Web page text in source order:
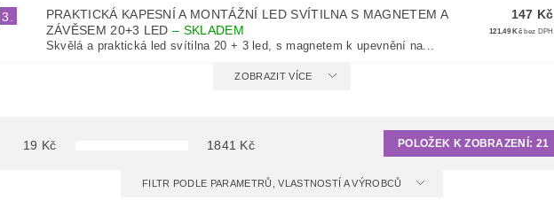
3.
PRAKTICKÁ KAPESNÍ A MONTÁŽNÍ LED SVÍTILNA S MAGNETEM A
ZÁVĚSEM 20+3 LED– SKLADEM
Skvělá a praktická led svítilna 20 + 3 led, s magnetem k upevnění na...
147 Kč
121,49 Kčbez DPH
ZOBRAZIT VÍCE
19 Kč 1841 Kč POLOŽEK K ZOBRAZENÍ: 21
FILTR PODLE PARAMETRŮ, VLASTNOSTÍ A VÝROBCŮ